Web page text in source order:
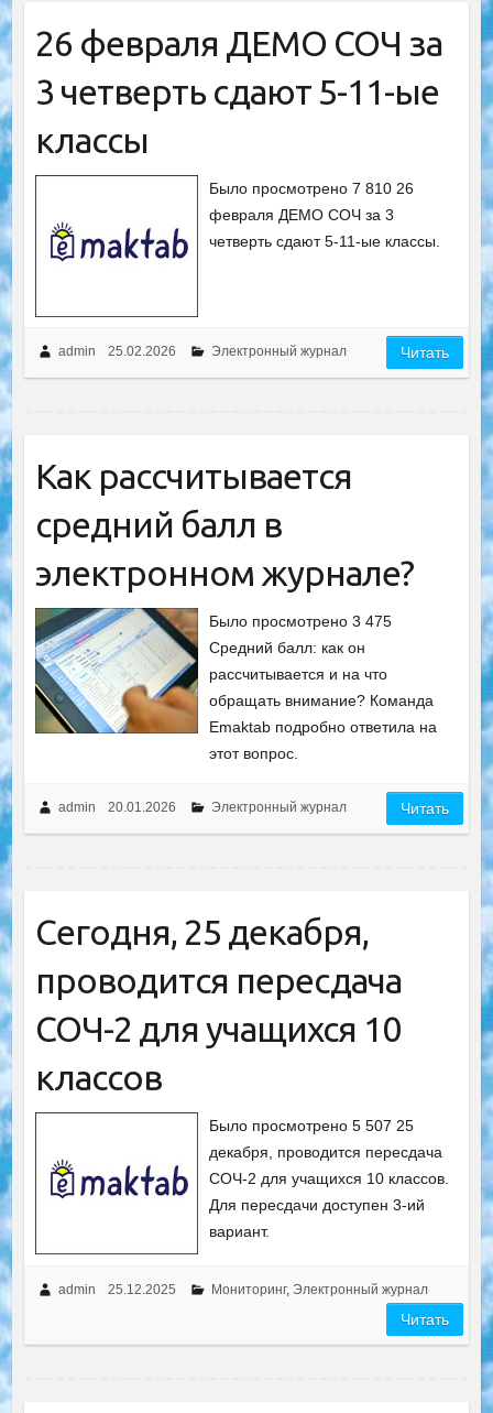
26 февраля ДЕМО СОЧ за
3 четверть сдают 5-11-ые
классы
Было просмотрено 7 810 26
февраля ДЕМО СОЧ за 3
четверть сдают 5-11-ые классы.
admin 25.02.2026 Электронный журнал Читать
Как рассчитывается
средний балл в
электронном журнале?
Было просмотрено 3 475
Средний балл: как он
рассчитывается и на что
обращать внимание? Команда
Emaktab подробно ответила на
этот вопрос.
admin 20.01.2026 Электронный журнал Читать
Сегодня, 25 декабря,
проводится пересдача
СОЧ-2 для учащихся 10
классов
Было просмотрено 5 507 25
декабря, проводится пересдача
СОЧ-2 для учащихся 10 классов.
Для пересдачи доступен 3-ий
вариант.
admin 25.12.2025 Мониторинг, Электронный журнал
Читать